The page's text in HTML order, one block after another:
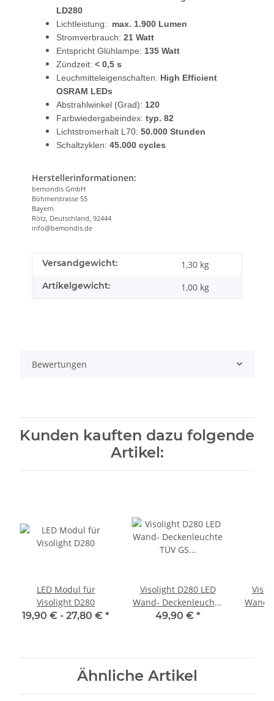
LD280
Lichtleistung: max. 1.900 Lumen
Stromverbrauch: 21 Watt
Entspricht Glühlampe: 135 Watt
Zündzeit: < 0,5 s
Leuchmitteleigenschaften: High Efficient
OSRAM LEDs
Abstrahlwinkel (Grad): 120
Farbwiedergabeindex: typ. 82
Lichtstromerhalt L70: 50.000 Stunden
Schaltzyklen: 45.000 cycles
Herstellerinformationen:
bemondis GmbH
Böhmerstrasse 55
Bayern
Rötz, Deutschland, 92444
info@bemondis.de
Versandgewicht: 1,30 kg
Artikelgewicht: 1,00 kg
Bewertungen
Kunden kauften dazu folgende
Artikel:
LED Modul für
Visolight D280
19,90 € - 27,80 € *
Visolight D280 LED
Wand- Deckenleuchte
TÜV GS geprüft
49,90 € *
Wand-
Ähnliche Artikel